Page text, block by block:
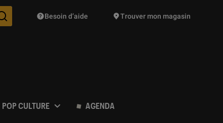
Des suggestions de produits vont vous être proposées
Besoin d’aide Trouver mon magasin
POP CULTURE AGENDA